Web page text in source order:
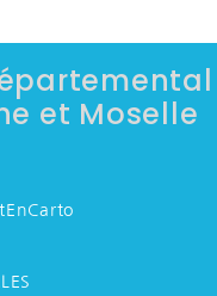
et Moselle